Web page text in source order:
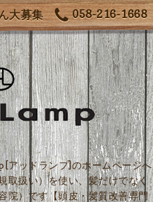
058-216-1668
大募集
アッドランプ]のホームページへ
取扱い）を使い、髪だけでなく
院）です【頭皮・髪質改善専門